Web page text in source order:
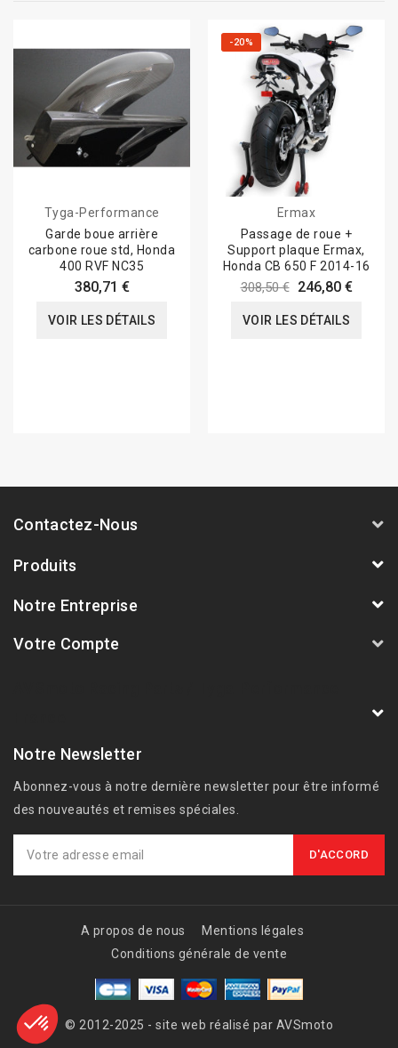
Tyga-Performance
Garde boue arrière
carbone roue std, Honda
400 RVF NC35
380,71 €
VOIR LES DÉTAILS
-20%
Ermax
Passage de roue +
Support plaque Ermax,
Honda CB 650 F 2014-16
308,50 € 246,80 €
VOIR LES DÉTAILS
Contactez-Nous
Produits
Notre Entreprise
Votre Compte
Notre Newsletter
Abonnez-vous à notre dernière newsletter pour être informé
des nouveautés et remises spéciales.
A propos de nous
Mentions légales
Conditions générale de vente
© 2012-2025 - site web réalisé par AVSmoto